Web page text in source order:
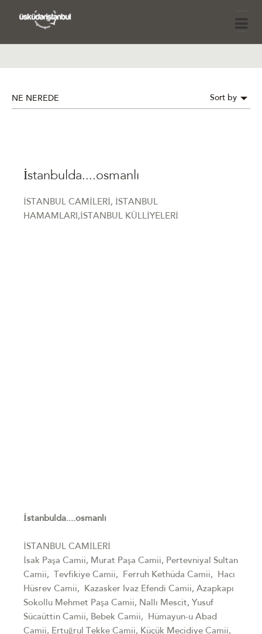
NE NEREDE Sort by
İstanbulda....osmanlı
İSTANBUL CAMİLERİ, İSTANBUL
HAMAMLARI,İSTANBUL KÜLLİYELERİ
İstanbulda....osmanlı
İSTANBUL CAMİLERİ
İsak Paşa Camii, Murat Paşa Camii, Pertevniyal Sultan
Camii, Tevfikiye Camii, Ferruh Kethüda Camii, Hacı
Hüsrev Camii, Kazasker Ivaz Efendi Camii, Azapkapı
Sokollu Mehmet Paşa Camii, Nallı Mescit, Yusuf
Sücaüttin Camii, Bebek Camii, Hümayun-u Abad
Camii, Ertuğrul Tekke Camii, Küçük Mecidiye Camii,